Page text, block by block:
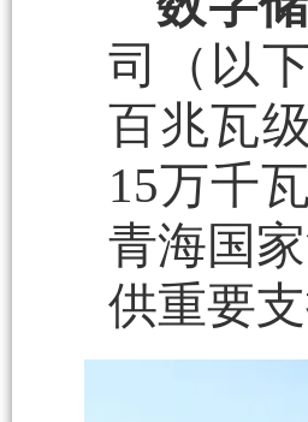
司
（以
百兆瓦
15万千瓦
青海国
供重要支